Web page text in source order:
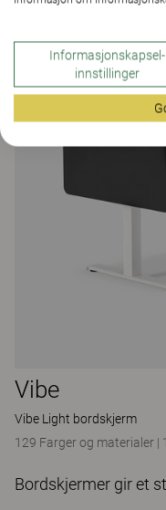
Vibe
Vibe Light bordskjerm
129 Farger og materialer |
Bordskjermer gir et
Informasjonskapsel-
innstillinger